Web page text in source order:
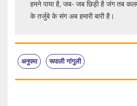
हमने पाया है, जब- जब छिड़ी है जंग तब कलम
के तर्जुबे के संग अब हमारी बारी है।
अनुपमा रूपाली गांगुली